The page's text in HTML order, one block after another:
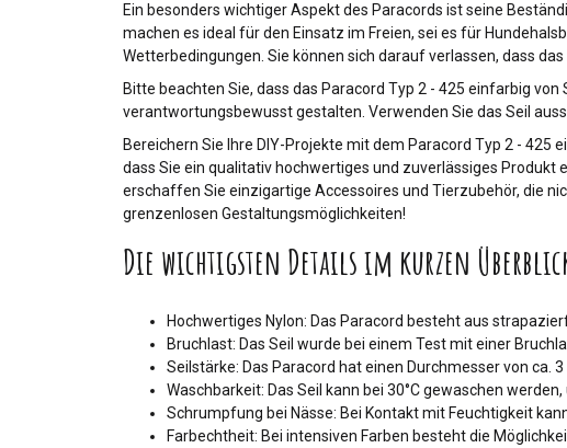
Ein besonders wichtiger Aspekt des Paracords ist seine
machen es ideal für den Einsatz im Freien, sei es für
Wetterbedingungen. Sie können sich darauf verlassen, dass
Bitte beachten Sie, dass das Paracord Typ 2 - 425 einfarbig
verantwortungsbewusst gestalten. Verwenden Sie das Seil
Bereichern Sie Ihre DIY-Projekte mit dem Paracord Typ 2 -
dass Sie ein qualitativ hochwertiges und zuverlässiges Produkt
erschaffen Sie einzigartige Accessoires und Tierzubehör, die
grenzenlosen Gestaltungsmöglichkeiten!
Die wichtigsten Details im kurzen
Hochwertiges Nylon: Das Paracord besteht aus
Bruchlast: Das Seil wurde bei einem Test mit einer
Seilstärke: Das Paracord hat einen Durchmesser von ca.
Waschbarkeit: Das Seil kann bei 30°C gewaschen
Schrumpfung bei Nässe: Bei Kontakt mit Feuchtigkeit
Farbechtheit: Bei intensiven Farben besteht die